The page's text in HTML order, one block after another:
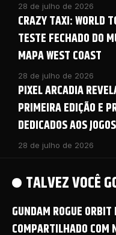
28 de julho de 2026
CRAZY TAXI: WORLD
TESTE FECHADO DO
MAPA WEST COAST
28 de julho de 2026
PIXEL ARCADIA
PRIMEIRA EDIÇÃO E
DEDICADOS AOS
28 de julho de 2026
TALVEZ VOCÊ
GUNDAM ROGUE
COMPARTILHADO COM